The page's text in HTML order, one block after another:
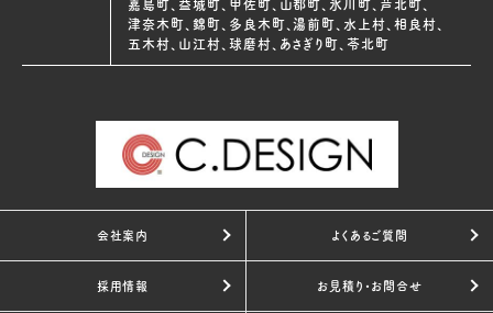
嘉島町、益城町、甲佐町、山都町、氷川町、芦北町、
津奈木町、錦町、多良木町、湯前町、水上村、相良村、
五木村、山江村、球磨村、あさぎり町、苓北町
会社案内 よくあるご質問
採用情報 お見積り・お問合せ